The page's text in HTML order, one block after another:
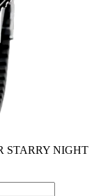
STARRY NIGHT